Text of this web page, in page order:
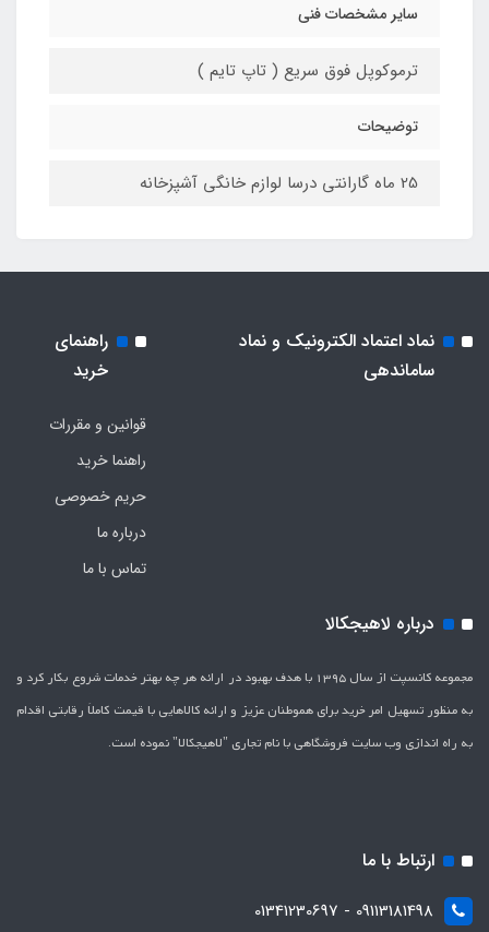
سایر مشخصات فنی
ترموکوپل فوق سریع ( تاپ تایم )
توضیحات
25 ماه گارانتی درسا لوازم خانگی آشپزخانه
نماد اعتماد الکترونیک و نماد
ساماندهی
راهنمای
خرید
قوانین و مقررات
راهنما خرید
حریم خصوصی
درباره ما
تماس با ما
درباره لاهیجکالا
مجموعه کانسپت از سال 1395 با هدف بهبود در ارائه هر چه بهتر خدمات شروع بکار کرد و
به منظور تسهیل امر خرید برای هموطنان عزیز و ارائه کالاهایی با قیمت کاملاَ رقابتی اقدام
به راه اندازی وب سایت فروشگاهی با نام تجاری "لاهیج­کالا" نموده است.
ارتباط با ما
09113181498 - 01341230697